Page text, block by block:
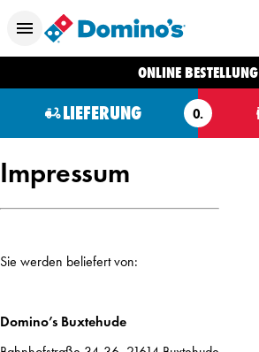
ONLINE BESTELLUNG
LIEFERUNG O.
Impressum
Sie werden beliefert von:
Domino’s Buxtehude